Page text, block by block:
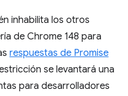
inhabilita los otros
de Chrome 148 para
respuestas de Promise
se levantará una
para desarrolladores